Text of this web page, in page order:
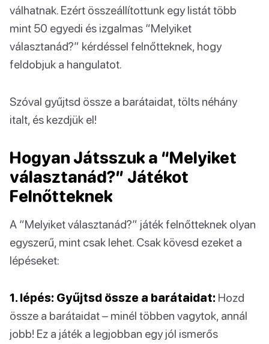
válhatnak. Ezért összeállítottunk egy listát több
mint 50 egyedi és izgalmas “Melyiket
választanád?” kérdéssel felnőtteknek, hogy
feldobjuk a hangulatot.
Szóval gyűjtsd össze a barátaidat, tölts néhány
italt, és kezdjük el!
Hogyan Játsszuk a “Melyiket
választanád?” Játékot
Felnőtteknek
A “Melyiket választanád?” játék felnőtteknek olyan
egyszerű, mint csak lehet. Csak kövesd ezeket a
lépéseket:
1. lépés: Gyűjtsd össze a barátaidat: Hozd
össze a barátaidat – minél többen vagytok, annál
jobb! Ez a játék a legjobban egy jól ismerős